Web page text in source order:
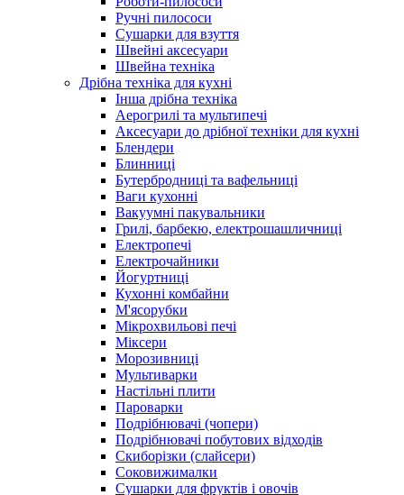
Ручні пилососи
Сушарки для взуття
Швейні аксесуари
Швейна техніка
Дрібна техніка для кухні
Інша дрібна техніка
Аерогрилі та мультипечі
Аксесуари до дрібної техніки для кухні
Блендери
Блинниці
Бутербродниці та вафельниці
Ваги кухонні
Вакуумні пакувальники
Грилі, барбекю, електрошашличниці
Електропечі
Електрочайники
Йогуртниці
Кухонні комбайни
М'ясорубки
Мікрохвильові печі
Міксери
Морозивниці
Мультиварки
Настільні плити
Пароварки
Подрібнювачі (чопери)
Подрібнювачі побутових відходів
Скиборізки (слайсери)
Соковижималки
Сушарки для фруктів і овочів